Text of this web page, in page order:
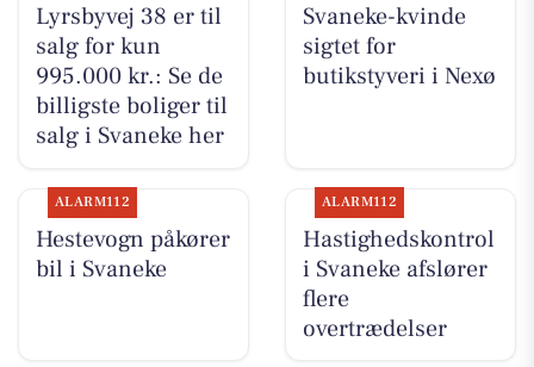
Lyrsbyvej 38 er til
salg for kun
995.000 kr.: Se de
billigste boliger til
salg i Svaneke her
Svaneke-kvinde
sigtet for
butikstyveri i Nexø
ALARM112
Hestevogn påkører
bil i Svaneke
ALARM112
Hastighedskontrol
i Svaneke afslører
flere
overtrædelser